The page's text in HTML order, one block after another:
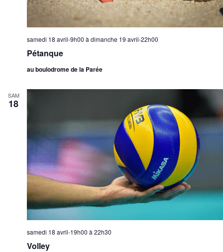
Pétanque
samedi 18 avril-9h00 à dimanche 19 avril-22h00
au boulodrome de la Parée
SAM
18
Volley
samedi 18 avril-19h00 à 22h30